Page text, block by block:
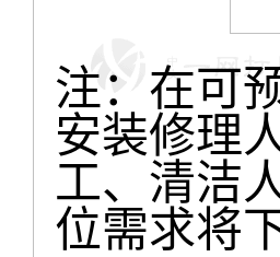
注：在可
安装修理
工、清洁
位需求将